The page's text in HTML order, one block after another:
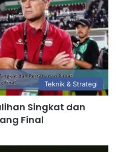
Teknik & Strategi
Singkat dan
Final